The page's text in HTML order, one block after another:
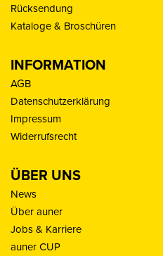
Rücksendung
Kataloge & Broschüren
INFORMATION
AGB
Datenschutzerklärung
Impressum
Widerrufsrecht
ÜBER UNS
News
Über auner
Jobs & Karriere
auner CUP